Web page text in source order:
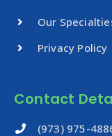
Our
Privacy Policy
Contact
‪(973) 975-